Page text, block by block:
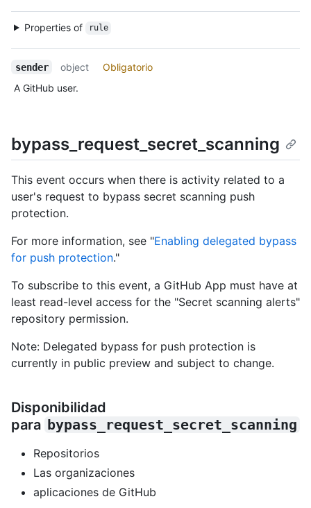
Properties of rule
sender object
Obligatorio
A GitHub user.
bypass_request_secret_scanning
This event occurs when there is activity related to a
user's request to bypass secret scanning push
protection.
For more information, see "Enabling delegated bypass
for push protection."
To subscribe to this event, a GitHub App must have at
least read-level access for the "Secret scanning alerts"
repository permission.
Note: Delegated bypass for push protection is
currently in public preview and subject to change.
Disponibilidad
para bypass_request_secret_scanning
Repositorios
Las organizaciones
aplicaciones de GitHub